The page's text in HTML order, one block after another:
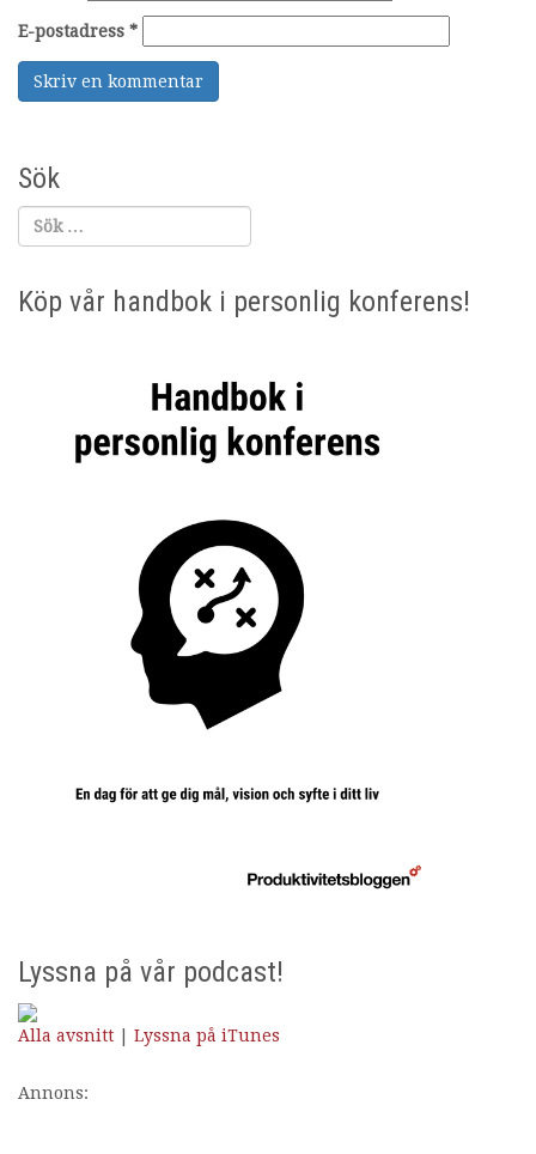
E-postadress *
Sök
Köp vår handbok i personlig konferens!
Lyssna på vår podcast!
Alla avsnitt Lyssna på iTunes
Annons: